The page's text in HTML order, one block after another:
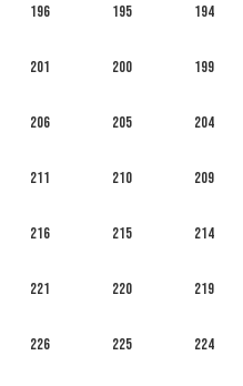
194
195
196
199
200
201
204
205
206
209
210
211
214
215
216
219
220
221
224
225
226